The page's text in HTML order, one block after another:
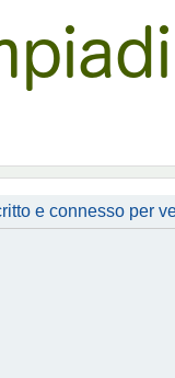
e connesso per